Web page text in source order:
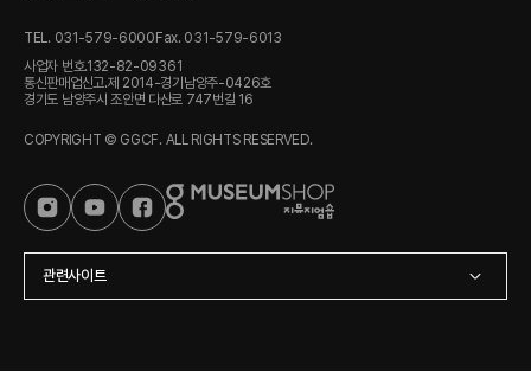
TEL. 031-579-6000Fax. 031-579-6013
사업자 번호.132-82-09361
통신판매업신고.제 2014-경기남양주-0426호
경기도 남양주시 조안면 다산로 747번길 16
COPYRIGHT © GGCF. ALL RIGHTS RESERVED.
관련사이트